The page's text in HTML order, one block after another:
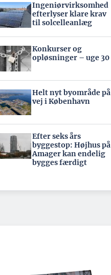
Ingeniørvirksomhed
efterlyser klare krav
til solcelleanlæg
Konkurser og
opløsninger – uge 30
Helt nyt byområde på
vej i København
Efter seks års
byggestop: Højhus på
Amager kan endelig
bygges færdigt